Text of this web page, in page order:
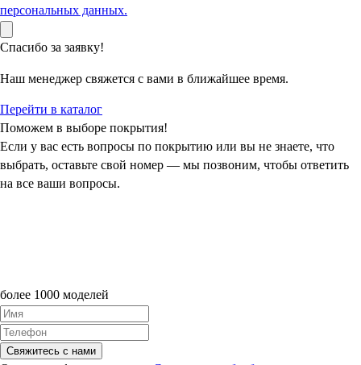
персональных данных.
Спасибо за заявку!
Наш менеджер свяжется с вами в ближайшее время.
Перейти в каталог
Поможем в выборе покрытия!
Если у вас есть вопросы по покрытию или вы не знаете, что
выбрать, оставьте свой номер — мы позвоним, чтобы ответить
на все ваши вопросы.
более 1000 моделей
Свяжитесь с нами